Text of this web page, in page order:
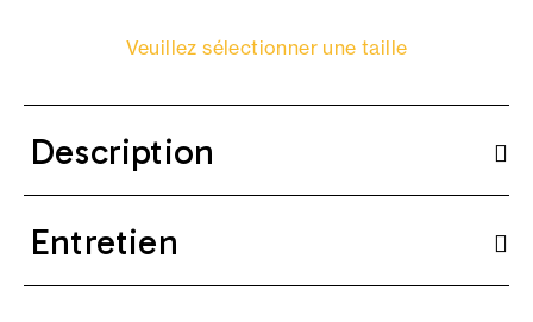
Veuillez sélectionner une taille
Description
Entretien